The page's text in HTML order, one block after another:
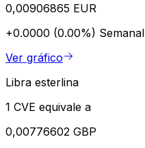
0,00906865 EUR
+0.0000 (0.00%) Semanal
Ver gráfico
Libra esterlina
1 CVE equivale a
0,00776602 GBP